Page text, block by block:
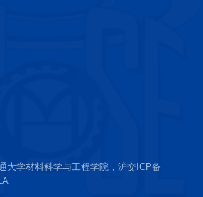
大学材料科学与工程学院， 沪交ICP备